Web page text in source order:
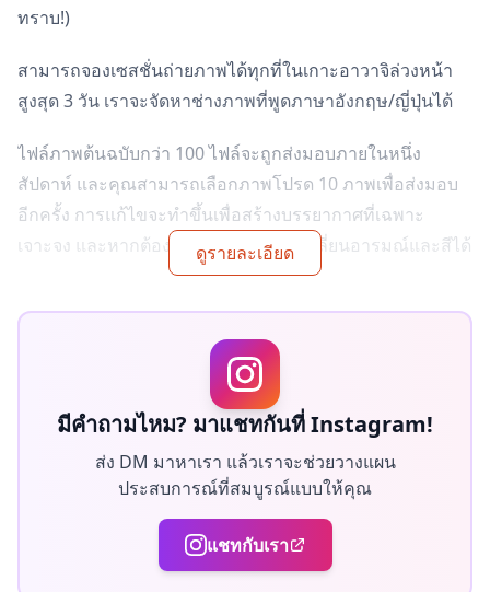
ทราบ!)
สามารถจองเซสชั่นถ่ายภาพได้ทุกที่ในเกาะอาวาจิล่วงหน้า
สูงสุด 3 วัน เราจะจัดหาช่างภาพที่พูดภาษาอังกฤษ/ญี่ปุ่นได้
ไฟล์ภาพต้นฉบับกว่า 100 ไฟล์จะถูกส่งมอบภายในหนึ่ง
สัปดาห์ และคุณสามารถเลือกภาพโปรด 10 ภาพเพื่อส่งมอบ
อีกครั้ง การแก้ไขจะทำขึ้นเพื่อสร้างบรรยากาศที่เฉพาะ
เจาะจง และหากต้องการ สามารถปรับเปลี่ยนอารมณ์และสีได้
ถ่ายภาพของเรา!
・หากคุณมาสายเกินเวลานัดหมายที่กำหนด ระยะเวลาใน
การถ่ายภาพและจำนวนภาพที่จะส่งมอบอาจลดลง
・หากมีการพยากรณ์ว่าฝนจะตกในจุดถ่ายภาพ 3 วันก่อนวัน
นัดหมาย หรือหากฝนตกโดยไม่คาดคิดในวันที่ถ่ายภาพ มี
สามตัวเลือกให้เลือก: (1) เลื่อนวันและเวลา (2) เปลี่ยนสถานที่
หรือ (3) ยกเลิกการถ่ายภาพ
ดูรายละเอียด
มีคำถามไหม? มาแชทกันที่ Instagram!
ส่ง DM มาหาเรา แล้วเราจะช่วยวางแผน
ประสบการณ์ที่สมบูรณ์แบบให้คุณ
แชทกับเรา